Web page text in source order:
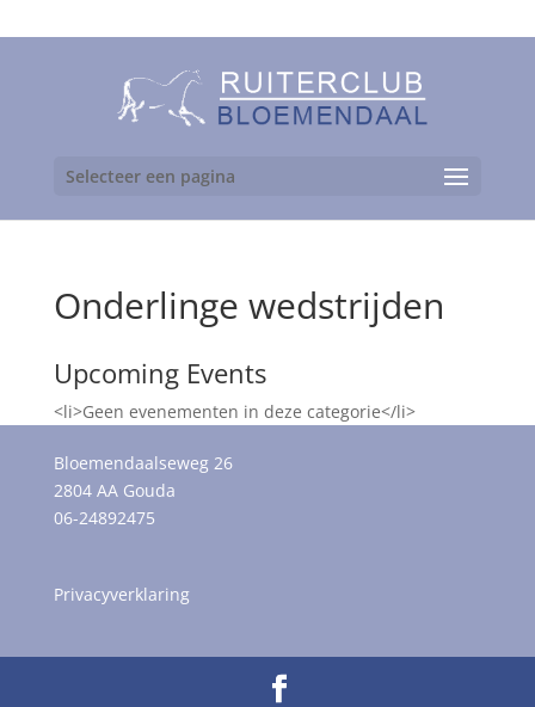
Selecteer een pagina
Onderlinge wedstrijden
Upcoming Events
<li>Geen evenementen in deze categorie</li>
Bloemendaalseweg 26
2804 AA Gouda
06-24892475
Privacyverklaring